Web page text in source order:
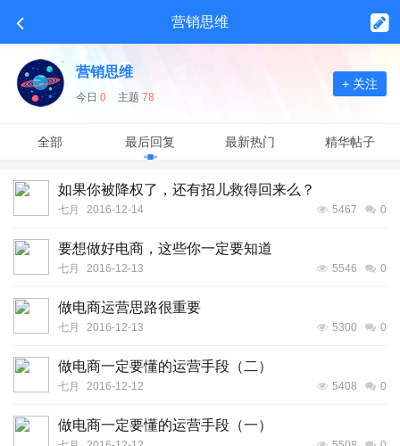
营销思维
营销思维
今日 0 主题 78
+ 关注
全部 最后回复 最新热门 精华帖子
如果你被降权了，还有招儿救得回来么？
七月 2016-12-14 5467 0
要想做好电商，这些你一定要知道
七月 2016-12-13 5546 0
做电商运营思路很重要
七月 2016-12-13 5300 0
做电商一定要懂的运营手段（二）
七月 2016-12-12 5408 0
做电商一定要懂的运营手段（一）